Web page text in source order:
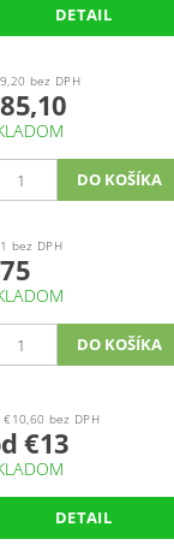
DETAIL
bez DPH
bez DPH
€10,60 bez DPH
€13
DETAIL